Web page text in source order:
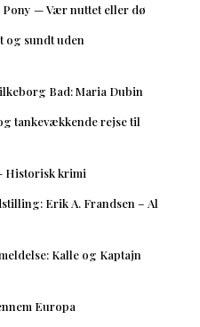
Pony — Vær nuttet eller dø
og sundt uden
Bad: Maria Dubin
tankevækkende rejse til
Historisk krimi
Erik A. Frandsen – Al
Kalle og Kaptajn
Europa